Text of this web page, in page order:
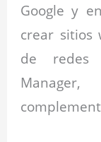
Google y
crear sitios
de redes